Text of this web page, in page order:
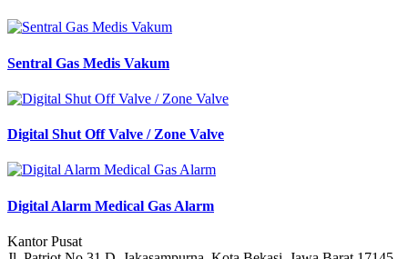
Sentral Gas Medis Vakum
Digital Shut Off Valve / Zone Valve
Digital Alarm Medical Gas Alarm
Kantor Pusat